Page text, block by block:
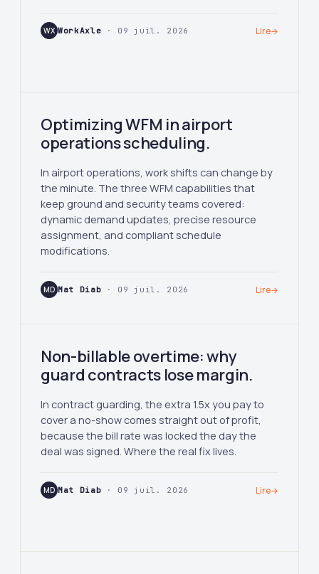
WX WorkAxle · 09 juil. 2026 Lire→
Optimizing WFM in airport
operations scheduling.
In airport operations, work shifts can change by
the minute. The three WFM capabilities that
keep ground and security teams covered:
dynamic demand updates, precise resource
assignment, and compliant schedule
modifications.
MD Mat Diab · 09 juil. 2026 Lire→
Non-billable overtime: why
guard contracts lose margin.
In contract guarding, the extra 1.5x you pay to
cover a no-show comes straight out of profit,
because the bill rate was locked the day the
deal was signed. Where the real fix lives.
MD Mat Diab · 09 juil. 2026 Lire→